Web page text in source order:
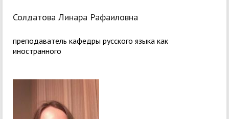
Солдатова Линара Рафаиловна
преподаватель кафедры русского языка как
иностранного